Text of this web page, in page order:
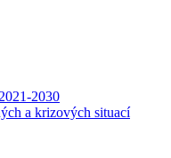
2030
a krizových situací